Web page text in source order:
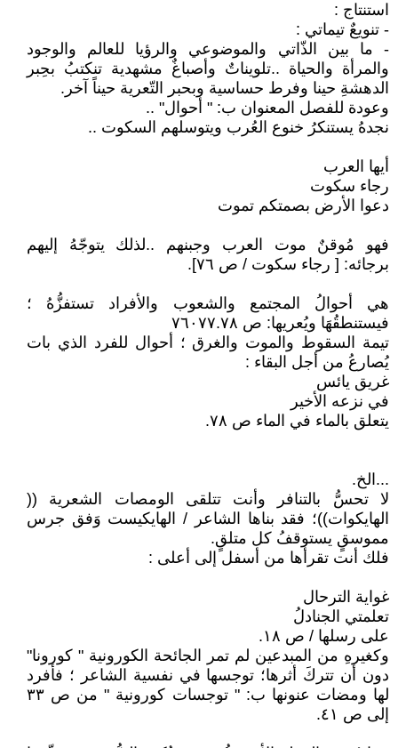
استنتاج :
- تنويعٌ تيماتي :
- ما بين الذّاتي والموضوعي والرؤيا للعالم والوجود
والمرأة والحياة ..تلويناتٌ وأصباغٌ مشهدية تنكتبُ بحِبر
الدهشةِ حينا وفرط حساسية وبحبر التّعرية حيناً آخر.
وعودة للفصل المعنوان ب: " أحوال" ..
نجدهُ يستنكرُ خنوع العُرب ويتوسلهم السكوت ..
أيها العرب
رجاء سكوت
دعوا الأرض بصمتكم تموت
فهو مُوقنٌ موت العرب وجبنهم ..لذلك يتوجّهُ إليهم
برجائه: [ رجاء سكوت / ص ٧٦].
هي أحوالُ المجتمع والشعوب والأفراد تستفزُّهُ ؛
فيستنطقُهَا ويُعريها: ص ٧٦٠٧٧.٧٨
تيمة السقوط والموت والغرق ؛ أحوال للفرد الذي بات
يُصارعُ من أجل البقاء :
غريق يائس
في نزعه الأخير
يتعلق بالماء في الماء ص ٧٨.
...الخ.
لا تحسُّ بالتنافر وأنت تتلقى الومصات الشعرية ((
الهايكوات))؛ فقد بناها الشاعر / الهايكيست وَفق جرس
مموسقٍ يستوقفُ كل متلقٍ.
فلك أنت تقرأها من أسفل إلى أعلى :
غواية الترحال
تعلمتي الجنادلُ
على رسلها / ص ١٨.
وكغيرهِ من المبدعين لم تمر الجائحة الكورونية " كورونا"
دون أن تتركَ أثرها؛ توجسها في نفسية الشاعر ؛ فأفرد
لها ومضات عنونها ب: " توجسات كورونية " من ص ٣٣
إلى ص ٤١.